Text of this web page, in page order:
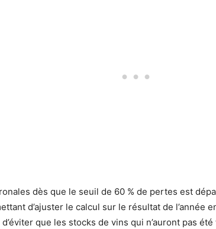
dès que le seuil de 60 % de pertes est
d’ajuster le calcul sur le résultat de
que les stocks de vins qui n’auront pas